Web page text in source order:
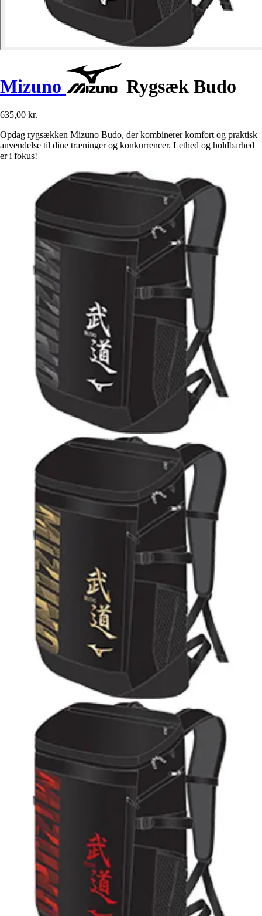
Mizuno Rygsæk Budo
635,00 kr.
Opdag rygsækken Mizuno Budo, der kombinerer komfort og praktisk
anvendelse til dine træninger og konkurrencer. Lethed og holdbarhed
er i fokus!